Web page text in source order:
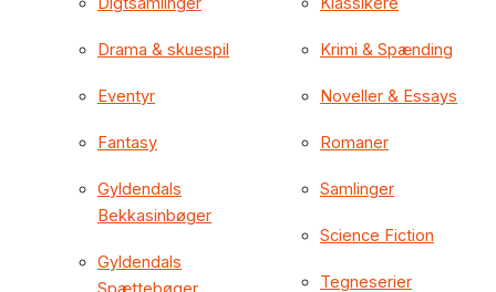
Drama & skuespil
Eventyr
Fantasy
Gyldendals
Bekkasinbøger
Gyldendals
Krimi & Spænding
Noveller & Essays
Romaner
Samlinger
Science Fiction
Tegneserier